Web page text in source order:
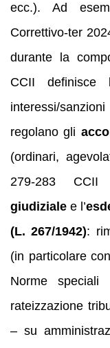
ecc.). Ad
Correttivo-ter
durante la
CCII definisce
interessi/
regolano gli
(ordinari,
279-283
giudiziale e l’
(L. 267/1942):
(in particolare
Norme
rateizzazione
– su